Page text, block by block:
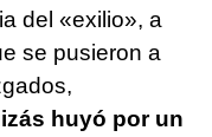
del «exilio», a
se pusieron a
huyó por un